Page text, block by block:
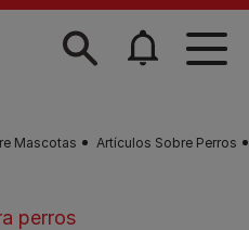
Mascotas Artículos Sobre Perros
perros